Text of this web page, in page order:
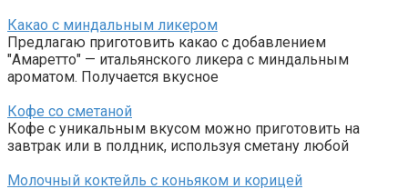
Какао с миндальным ликером
Предлагаю приготовить какао с добавлением
"Амаретто" — итальянского ликера с миндальным
ароматом. Получается вкусное
Кофе со сметаной
Кофе с уникальным вкусом можно приготовить на
завтрак или в полдник, используя сметану любой
Молочный коктейль с коньяком и корицей